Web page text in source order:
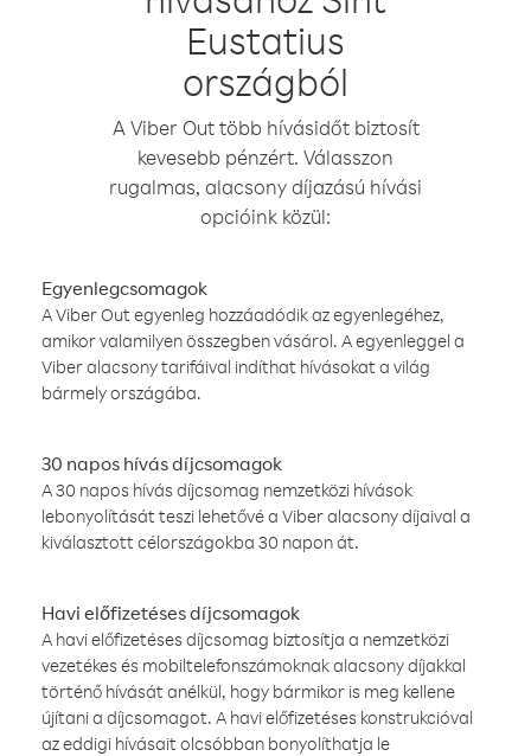
Eustatius
országból
A Viber Out több hívásidőt biztosít
kevesebb pénzért. Válasszon
rugalmas, alacsony díjazású hívási
opcióink közül:
Egyenlegcsomagok
A Viber Out egyenleg hozzáadódik az egyenlegéhez,
amikor valamilyen összegben vásárol. A egyenleggel a
Viber alacsony tarifáival indíthat hívásokat a világ
bármely országába.
30 napos hívás díjcsomagok
A 30 napos hívás díjcsomag nemzetközi hívások
lebonyolítását teszi lehetővé a Viber alacsony díjaival a
kiválasztott célországokba 30 napon át.
Havi előfizetéses díjcsomagok
A havi előfizetéses díjcsomag biztosítja a nemzetközi
vezetékes és mobiltelefonszámoknak alacsony díjakkal
történő hívását anélkül, hogy bármikor is meg kellene
újítani a díjcsomagot. A havi előfizetéses konstrukcióval
az eddigi hívásait olcsóbban bonyolíthatja le